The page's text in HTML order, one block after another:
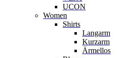
UCON
Women
Shirts
Langarm
Kurzarm
Ärmellos